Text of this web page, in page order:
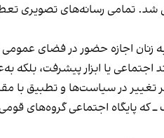
تمامی رسانه‌های تصویری
زنان اجازه حضور در فضای
اجتماعی یا ابزار پیشرفت،
وجود وعده‌های اولیه مبنی بر تغییر در
ــ که پایگاه اجتماعی